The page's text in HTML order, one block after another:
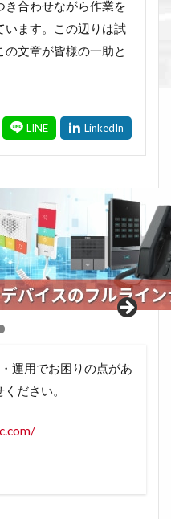
き合わせながら作業を
います。この辺りは試
文章が皆様の一助と
運用でお困りの点があ
ださい。